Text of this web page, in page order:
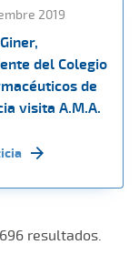
2019
del Colegio
de
visita A.M.A.
resultados.